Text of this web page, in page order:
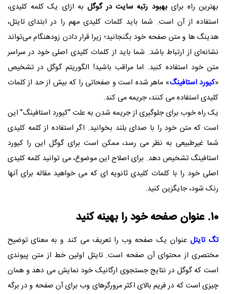
بهترین راه برایبهبود رتبه سایت در گوگل به ازای یک کلمه کلیدی،
استفاده از آن است. شما باید کلمات کلیدی مهم را در ابتدای تایتل،
هدینگ ها و متن صفحه خود بگنجانید؛ زیرا قرار دادن زودهنگام می‌تواند
نشانه‌ای از ارتباط باشد. شما باید از کلمات کلیدی اصلی خود در سراسر
متن خود استفاده کنید. اما مراقب باشید! الگوریتم گوگل در تشخیص
«کیورد استافینگ» ماهر شده است و صفحاتی را که بیش از حد از کلمات
کلیدی استفاده می کنند، جریمه می کند.
یک راه خوب برای جلوگیری از جریمه شدن به علت "کیورد استافینگ" این
است که متن خود را با صدای بلند بخوانید. اگر استفاده از کلمه کلیدی
شما غیرطبیعی به نظر می رسد، ممکن است برای گوگل این را کیورد
استافینگ تشخیص دهد. برای اصلاح این موضوع، می توانید کلمه کلیدی
اصلی خود را با کلمات کلیدی ثانویه ای که می خواهید مقاله برای آنها
رنک شود، جایگزین کنید.
۱۰. عنوان صفحه خود را بهینه کنید
تگ تایتل عنوان یک صفحه وب را تعریف می کند و به معنای توضیح
مختصری از محتوای آن صفحه است. تایتل اولین خط از متن پیوندی
است که گوگل در نتایج جستجوی ارگانیک خود نمایش می دهد و همان
چیزی است که در فریم بالای اکثر مرورگرهای وب برای آن صفحه و در برگه